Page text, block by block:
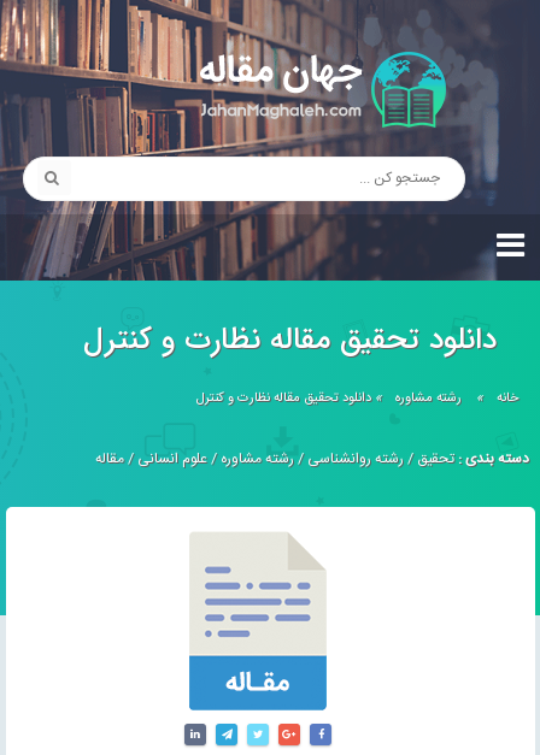
دانلود تحقیق مقاله نظارت و كنترل
خانه » رشته مشاوره »دانلود تحقیق مقاله نظارت و كنترل
دسته بندی :تحقیق/رشته روانشناسی/رشته مشاوره/علوم انسانی/مقاله